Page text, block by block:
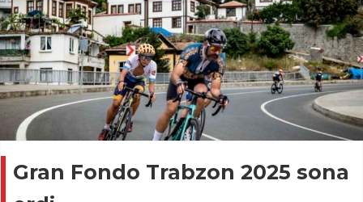
Gran Fondo Trabzon 2025 sona